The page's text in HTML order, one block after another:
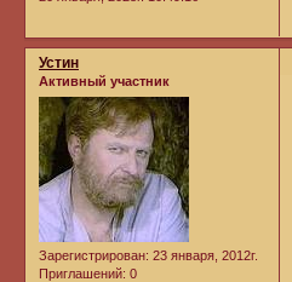
Устин
Активный участник
Зарегистрирован: 23 января, 2012г.
Приглашений: 0